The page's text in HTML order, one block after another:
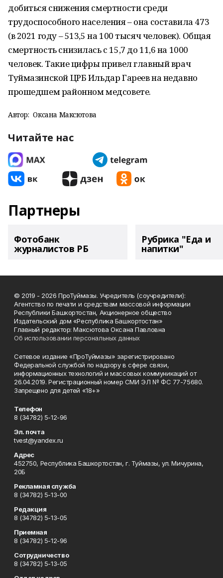
добиться снижения смертности среди
трудоспособного населения – она составила 473
(в 2021 году – 513,5 на 100 тысяч человек). Общая
смертность снизилась с 15,7 до 11,6 на 1000
человек. Такие цифры привел главный врач
Туймазинской ЦРБ Ильдар Гареев на недавно
прошедшем районном медсовете.
Автор: Оксана Максютова
Читайте нас
Партнеры
Фотобанк
журналистов РБ
Рубрика "Еда и
напитки"
© 2019 - 2026 ПроТуймазы. Учредитель (соучредители):
Агентство по печати и средствам массовой информации
Республики Башкортостан, Акционерное общество
Издательский дом «Республика Башкортостан»
Главный редактор: Максютова Оксана Павловна
Об использовании персональных данных
Сетевое издание «ПроТуймазы» зарегистрировано
Федеральной службой по надзору в сфере связи,
информационных технологий и массовых коммуникаций от
26.04.2019. Регистрационный номер СМИ ЭЛ № ФС 77-75680.
Запрещено для детей «18+»
Телефон
8 (34782) 5-12-96
Эл. почта
tvest@yandex.ru
Адрес
452750, Республика Башкортостан, г. Туймазы, ул. Мичурина,
20Б
Рекламная служба
8 (34782) 5-13-00
Редакция
8 (34782) 5-13-05
Приемная
8 (34782) 5-12-96
Сотрудничество
8 (34782) 5-13-05